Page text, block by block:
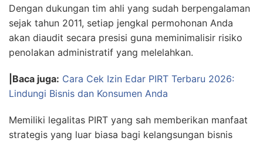
Dengan dukungan tim ahli yang sudah berpengalaman
sejak tahun 2011, setiap jengkal permohonan Anda
akan diaudit secara presisi guna meminimalisir risiko
penolakan administratif yang melelahkan.
|Baca juga: Cara Cek Izin Edar PIRT Terbaru 2026:
Lindungi Bisnis dan Konsumen Anda
Memiliki legalitas PIRT yang sah memberikan manfaat
strategis yang luar biasa bagi kelangsungan bisnis